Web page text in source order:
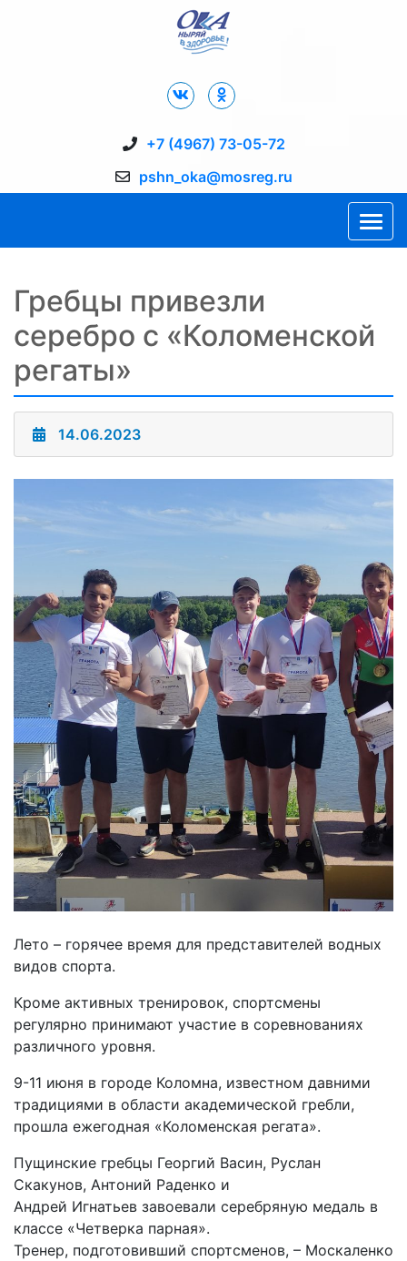
+7 (4967) 73-05-72
pshn_oka@mosreg.ru
Гребцы привезли
серебро с «Коломенской
регаты»
14.06.2023
Лето – горячее время для представителей водных
видов спорта.
Кроме активных тренировок, спортсмены
регулярно принимают участие в соревнованиях
различного уровня.
9-11 июня в городе Коломна, известном давними
традициями в области академической гребли,
прошла ежегодная «Коломенская регата».
Пущинские гребцы Георгий Васин, Руслан
Скакунов, Антоний Раденко и
Андрей Игнатьев завоевали серебряную медаль в
классе «Четверка парная».
Тренер, подготовивший спортсменов, – Москаленко